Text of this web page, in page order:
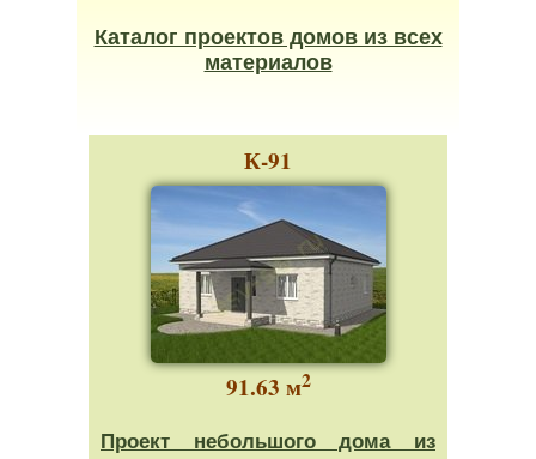
Каталог проектов домов из всех
материалов
К-91
91.63 м2
Проект небольшого дома из